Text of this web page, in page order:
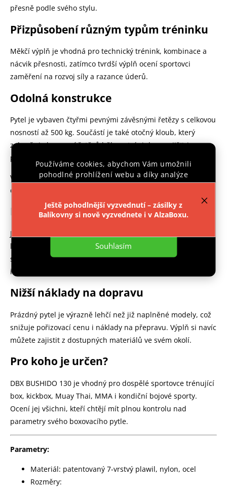
Používáme cookies, abychom Vám umožnili
pohodlné prohlížení webu a díky analýze
provozu webu neustále zlepšovali jeho funkce,
Nastavení
Souhlasím
Ještě pohodlnější vyzvednutí – zásilky z
Balíkovny si nově vyzvednete i v AlzaBoxu.
přesně podle svého stylu.
Přizpůsobení různým typům tréninku
Měkčí výplň je vhodná pro technický trénink, kombinace a
nácvik přesnosti, zatímco tvrdší výplň ocení sportovci
zaměření na rozvoj síly a razance úderů.
Odolná konstrukce
Pytel je vybaven čtyřmi pevnými závěsnými řetězy s celkovou
nosností až 500 kg. Součástí je také otočný kloub, který
zabraňuje kroucení řetězů během tréninku a zajišťuje
plynulejší pohyb pytle.
Ve spodní části se nachází upevňovací oko pro možnost
dodatečné stabilizace pytle pomocí spodního uchycení.
Možnost vlastního plnění
Jako výplň se doporučuje použít textilní odstřižky, zbytky
látek, technické textilie nebo jejich kombinaci. Díky tomu lze
snadno upravit výslednou hmotnost i tvrdost podle
individuálních požadavků.
Nižší náklady na dopravu
Prázdný pytel je výrazně lehčí než již naplněné modely, což
snižuje pořizovací cenu i náklady na přepravu. Výplň si navíc
můžete zajistit z dostupných materiálů ve svém okolí.
Pro koho je určen?
DBX BUSHIDO 130 je vhodný pro dospělé sportovce trénující
box, kickbox, Muay Thai, MMA i kondiční bojové sporty.
Ocení jej všichni, kteří chtějí mít plnou kontrolu nad
parametry svého boxovacího pytle.
Parametry:
Materiál: patentovaný 7-vrstvý plawil, nylon, ocel
Rozměry: